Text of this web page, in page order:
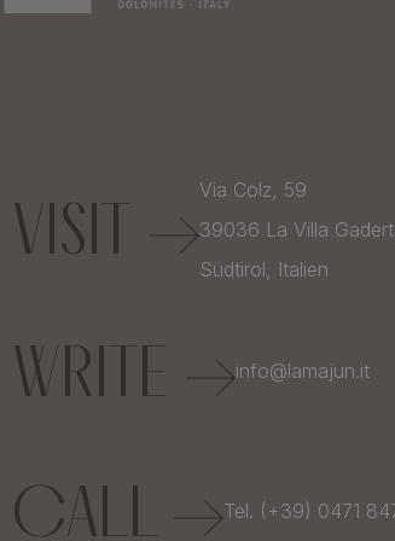
VISIT
Via Colz, 59
39036 La Villa
Südtirol, Italien
WRITE info@lamajun.it
CALL Tel. (+39) 0471